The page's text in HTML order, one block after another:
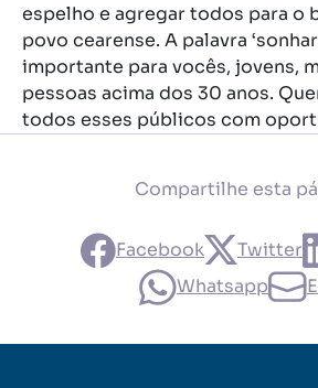
espelho e agregar todos para o
povo cearense. A palavra
importante para vocês, jovens,
pessoas acima dos 30 anos.
todos esses públicos com
Compartilhe esta
Facebook Twitter
Whatsapp